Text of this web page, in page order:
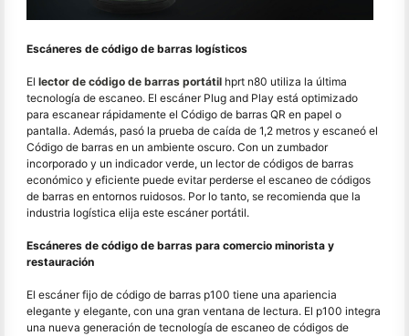
Escáneres de código de barras logísticos
El lector de código de barras portátil hprt n80 utiliza la última
tecnología de escaneo. El escáner Plug and Play está optimizado
para escanear rápidamente el Código de barras QR en papel o
pantalla. Además, pasó la prueba de caída de 1,2 metros y escaneó el
Código de barras en un ambiente oscuro. Con un zumbador
incorporado y un indicador verde, un lector de códigos de barras
económico y eficiente puede evitar perderse el escaneo de códigos
de barras en entornos ruidosos. Por lo tanto, se recomienda que la
industria logística elija este escáner portátil.
Escáneres de código de barras para comercio minorista y
restauración
El escáner fijo de código de barras p100 tiene una apariencia
elegante y elegante, con una gran ventana de lectura. El p100 integra
una nueva generación de tecnología de escaneo de códigos de